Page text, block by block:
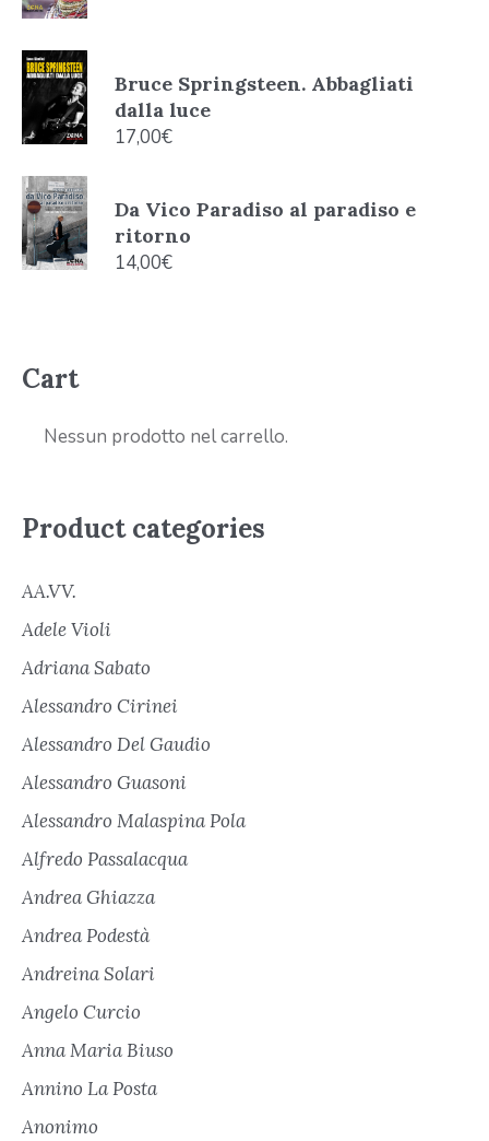
Bruce Springsteen. Abbagliati
dalla luce
17,00€
Da Vico Paradiso al paradiso e
ritorno
14,00€
Cart
Nessun prodotto nel carrello.
Product categories
AA.VV.
Adele Violi
Adriana Sabato
Alessandro Cirinei
Alessandro Del Gaudio
Alessandro Guasoni
Alessandro Malaspina Pola
Alfredo Passalacqua
Andrea Ghiazza
Andrea Podestà
Andreina Solari
Angelo Curcio
Anna Maria Biuso
Annino La Posta
Anonimo